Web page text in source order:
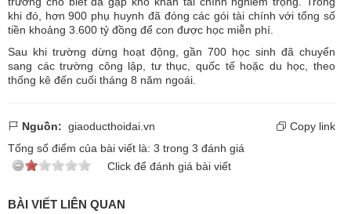
khi đó, hơn 900 phụ huynh đã đóng các gói tài chính với tổng số
tiền khoảng 3.600 tỷ đồng để con được học miễn phí.
Sau khi trường dừng hoạt động, gần 700 học sinh đã chuyển
sang các trường công lập, tư thục, quốc tế hoặc du học, theo
thống kê đến cuối tháng 8 năm ngoái.
Nguồn: giaoducthoidai.vn
Copy link
Tổng số điểm của bài viết là: 3 trong 3 đánh giá
Click để đánh giá bài viết
BÀI VIẾT LIÊN QUAN